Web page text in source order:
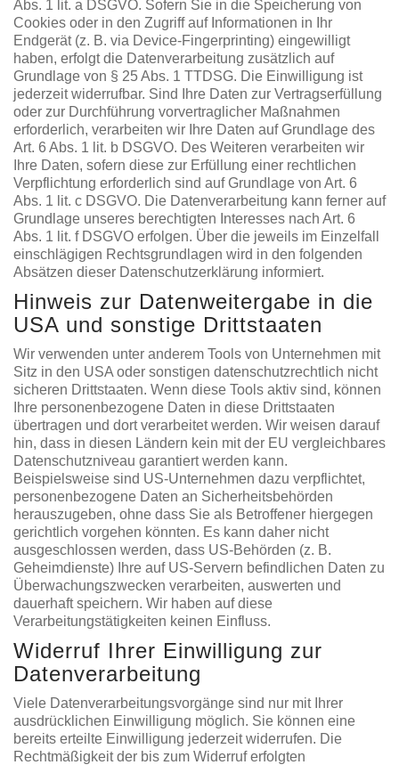
Abs. 1 lit. a DSGVO. Sofern Sie in die Speicherung von
Cookies oder in den Zugriff auf Informationen in Ihr
Endgerät (z. B. via Device-Fingerprinting) eingewilligt
haben, erfolgt die Datenverarbeitung zusätzlich auf
Grundlage von § 25 Abs. 1 TTDSG. Die Einwilligung ist
jederzeit widerrufbar. Sind Ihre Daten zur Vertragserfüllung
oder zur Durchführung vorvertraglicher Maßnahmen
erforderlich, verarbeiten wir Ihre Daten auf Grundlage des
Art. 6 Abs. 1 lit. b DSGVO. Des Weiteren verarbeiten wir
Ihre Daten, sofern diese zur Erfüllung einer rechtlichen
Verpflichtung erforderlich sind auf Grundlage von Art. 6
Abs. 1 lit. c DSGVO. Die Datenverarbeitung kann ferner auf
Grundlage unseres berechtigten Interesses nach Art. 6
Abs. 1 lit. f DSGVO erfolgen. Über die jeweils im Einzelfall
einschlägigen Rechtsgrundlagen wird in den folgenden
Absätzen dieser Datenschutzerklärung informiert.
Hinweis zur Datenweitergabe in die
USA und sonstige Drittstaaten
Wir verwenden unter anderem Tools von Unternehmen mit
Sitz in den USA oder sonstigen datenschutzrechtlich nicht
sicheren Drittstaaten. Wenn diese Tools aktiv sind, können
Ihre personenbezogene Daten in diese Drittstaaten
übertragen und dort verarbeitet werden. Wir weisen darauf
hin, dass in diesen Ländern kein mit der EU vergleichbares
Datenschutzniveau garantiert werden kann.
Beispielsweise sind US-Unternehmen dazu verpflichtet,
personenbezogene Daten an Sicherheitsbehörden
herauszugeben, ohne dass Sie als Betroffener hiergegen
gerichtlich vorgehen könnten. Es kann daher nicht
ausgeschlossen werden, dass US-Behörden (z. B.
Geheimdienste) Ihre auf US-Servern befindlichen Daten zu
Überwachungszwecken verarbeiten, auswerten und
dauerhaft speichern. Wir haben auf diese
Verarbeitungstätigkeiten keinen Einfluss.
Widerruf Ihrer Einwilligung zur
Datenverarbeitung
Viele Datenverarbeitungsvorgänge sind nur mit Ihrer
ausdrücklichen Einwilligung möglich. Sie können eine
bereits erteilte Einwilligung jederzeit widerrufen. Die
Rechtmäßigkeit der bis zum Widerruf erfolgten